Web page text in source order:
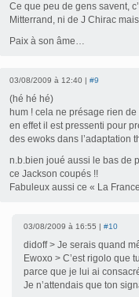
Ce que peu de gens savent,
Mitterrand, ni de J Chirac
Paix à son âme…
03/08/2009 à 12:40 | #9
(hé hé hé)
hum ! cela ne présage rien
en effet il est pressenti pour
des ewoks dans l’adaptation
n.b.bien joué aussi le bas de
ce Jackson coupés !!
Fabuleux aussi ce « La
03/08/2009 à 16:55 | #10
didoff > Je serais quand
Ewoxo > C’est rigolo que
parce que je lui ai
Je n’attendais que ton